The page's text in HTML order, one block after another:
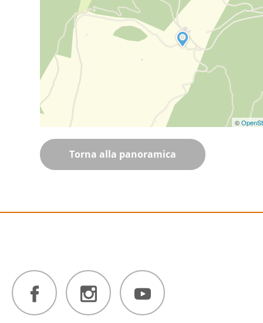
©
Torna alla panoramica